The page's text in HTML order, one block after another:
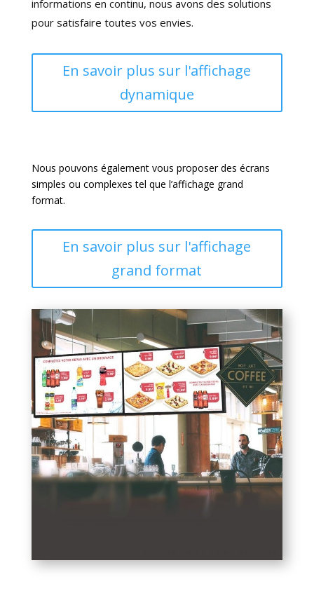
informations en continu, nous avons des solutions
pour satisfaire toutes vos envies.
En savoir plus sur l'affichage
dynamique
Nous pouvons également vous proposer des écrans
simples ou complexes tel que l’affichage grand
format.
En savoir plus sur l'affichage
grand format